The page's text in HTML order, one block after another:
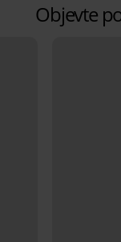
Objevte